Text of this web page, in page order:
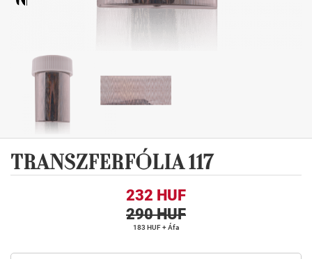
TRANSZFERFÓLIA 117
232 HUF
290 HUF
183 HUF + Áfa